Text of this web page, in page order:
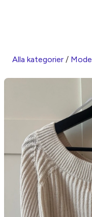
Alla kategorier / Mode